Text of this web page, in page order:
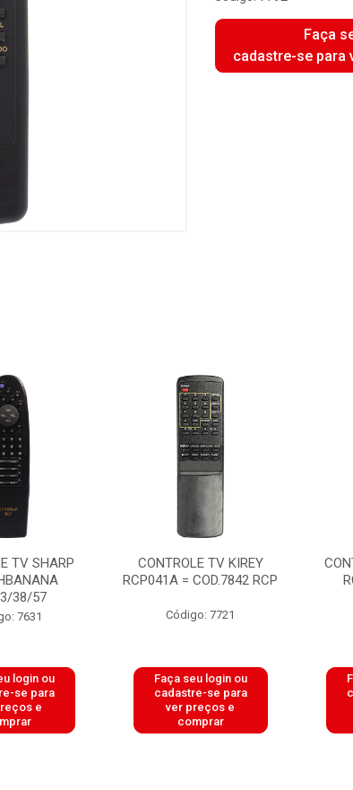
Faça
cadastre-se para
TV SHARP
38/57
7631
login ou
se para
e
CONTROLE TV KIREY
RCP041A = COD.7842 RCP
Código: 7721
Faça seu login ou
cadastre-se para
ver preços e
comprar